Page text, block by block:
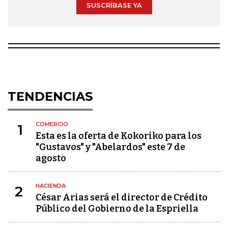
SUSCRÍBASE YA
TENDENCIAS
1 COMERCIO
Esta es la oferta de Kokoriko para los
"Gustavos" y "Abelardos" este 7 de
agosto
2 HACIENDA
César Arias será el director de Crédito
Público del Gobierno de la Espriella